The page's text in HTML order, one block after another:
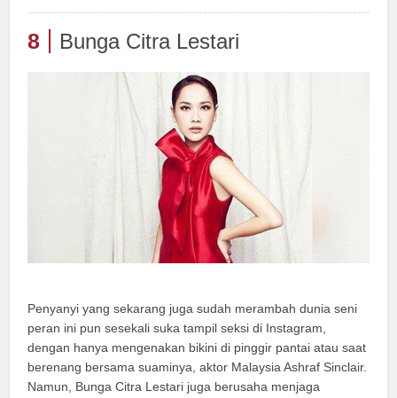
8 Bunga Citra Lestari
Penyanyi yang sekarang juga sudah merambah dunia seni
peran ini pun sesekali suka tampil seksi di Instagram,
dengan hanya mengenakan bikini di pinggir pantai atau saat
berenang bersama suaminya, aktor Malaysia Ashraf Sinclair.
Namun, Bunga Citra Lestari juga berusaha menjaga